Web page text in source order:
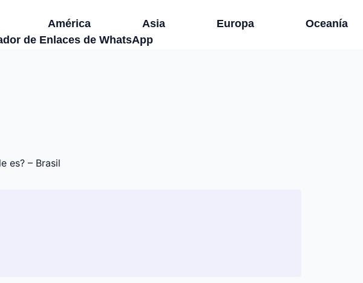
América Asia Europa
Oceanía
de Enlaces de WhatsApp
es? – Brasil